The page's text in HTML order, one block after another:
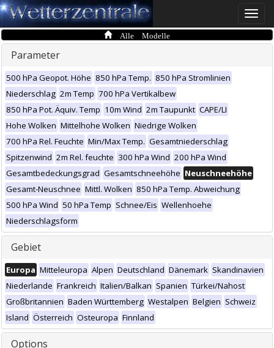
Toggle
Alle Modelle
Parameter
500 hPa Geopot. Höhe 850 hPa Temp. 850 hPa Stromlinien
Niederschlag 2m Temp 700 hPa Vertikalbew
850 hPa Pot. Äquiv. Temp 10m Wind 2m Taupunkt CAPE/LI
Hohe Wolken Mittelhohe Wolken Niedrige Wolken
700 hPa Rel. Feuchte Min/Max Temp. Gesamtniederschlag
Spitzenwind 2m Rel. feuchte 300 hPa Wind 200 hPa Wind
Gesamtbedeckungsgrad Gesamtschneehöhe Neuschneehöhe
Gesamt-Neuschnee Mittl. Wolken 850 hPa Temp. Abweichung
500 hPa Wind 50 hPa Temp Schnee/Eis Wellenhoehe
Niederschlagsform
Gebiet
Europa Mitteleuropa Alpen Deutschland Dänemark Skandinavien
Niederlande Frankreich Italien/Balkan Spanien Türkei/Nahost
Großbritannien Baden Württemberg Westalpen Belgien Schweiz
Island Österreich Osteuropa Finnland
Options